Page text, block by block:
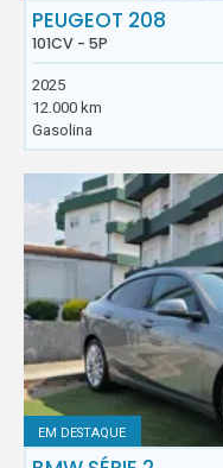
PEUGEOT 208
101CV - 5P
2025
12.000 km
Gasolina
EM DESTAQUE